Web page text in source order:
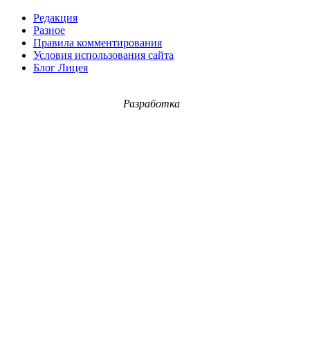
Редакция
Разное
Правила комментирования
Условия использования сайта
Блог Лицея
Разработка